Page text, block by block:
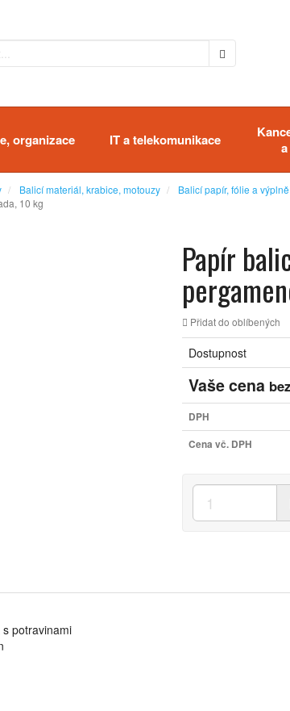
organizace IT a telekomunikace
Balicí materiál, krabice, motouzy Balicí papír, fólie a výplně
10 kg
Papír
Přidat do oblíbených
Dostupnost
Vaše cena
DPH
Cena vč. DPH
potravinami